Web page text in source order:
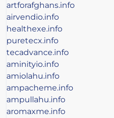
artforafghans.info
airvendio.info
healthexe.info
puretecx.info
tecadvance.info
aminityio.info
amiolahu.info
ampacheme.info
ampullahu.info
aromaxme.info